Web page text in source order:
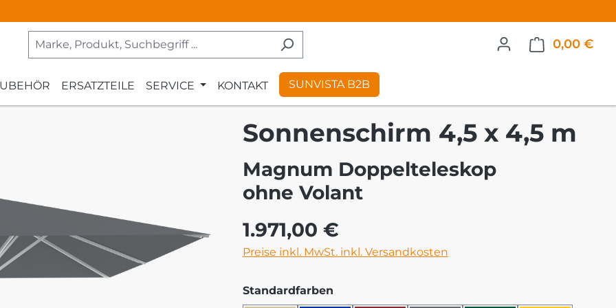
0,00 €
ERSATZTEILE SERVICE KONTAKT SUNVISTA B2B
Sonnenschirm 4,5 x 4,5 m
Magnum Doppelteleskop
ohne Volant
Regulärer Preis:
1.971,00 €
Preise inkl. MwSt. inkl. Versandkosten
Standardfarbenauswählen